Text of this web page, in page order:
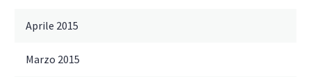
Aprile 2015
Marzo 2015